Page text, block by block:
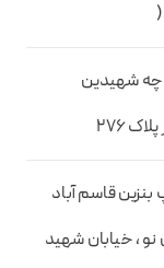
شهیدین
276
قاسم آباد
نو ، خیابان شهید